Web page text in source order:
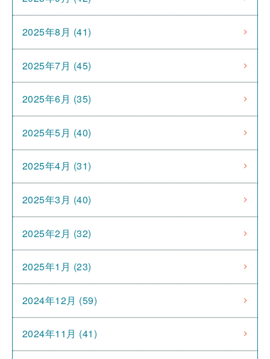
2025年8月 (41)
2025年7月 (45)
2025年6月 (35)
2025年5月 (40)
2025年4月 (31)
2025年3月 (40)
2025年2月 (32)
2025年1月 (23)
2024年12月 (59)
2024年11月 (41)